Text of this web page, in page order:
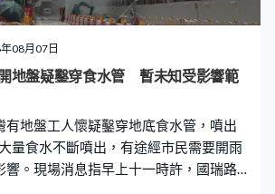
08月07日
地盤疑鑿穿食水管 暫未知受影響範
有地盤工人懷疑鑿穿地底食水管，噴出
量食水不斷噴出，有途經市民需要開雨
響。現場消息指早上十一時許，國瑞路